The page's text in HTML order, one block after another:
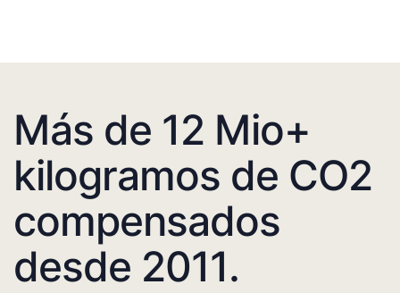
Más de 12 Mio+
kilogramos de CO2
compensados
desde 2011.